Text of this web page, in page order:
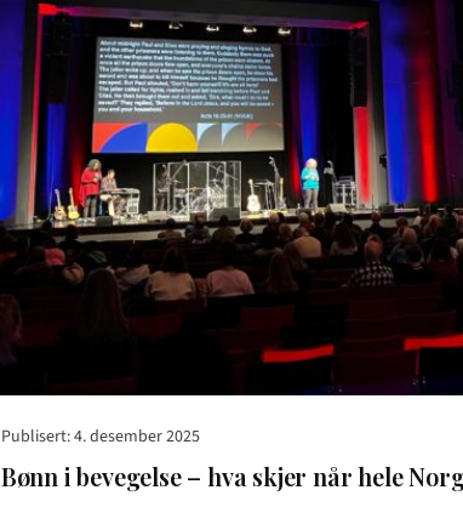
Publisert: 4. desember 2025
Bønn i bevegelse – hva skjer når hele
hva
skjer
når
hele
Norge
ber?"